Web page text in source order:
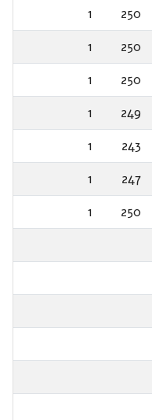
250
1
250
1
250
1
249
1
243
1
247
1
250
1